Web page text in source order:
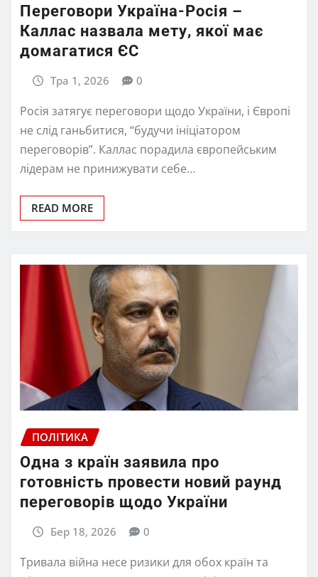
Переговори Україна-Росія –
Каллас назвала мету, якої має
домагатися ЄС
Тра 1, 2026 0
Росія затягує переговори щодо України, і Європі
не слід ганьбитися, “будучи ініціатором
переговорів”. Каллас порадила європейським
лідерам не принижувати себе…
READ MORE
ПОЛІТИКА
Одна з країн заявила про
готовність провести новий раунд
переговорів щодо України
Бер 18, 2026 0
Тривала війна несе ризики для обох країн та